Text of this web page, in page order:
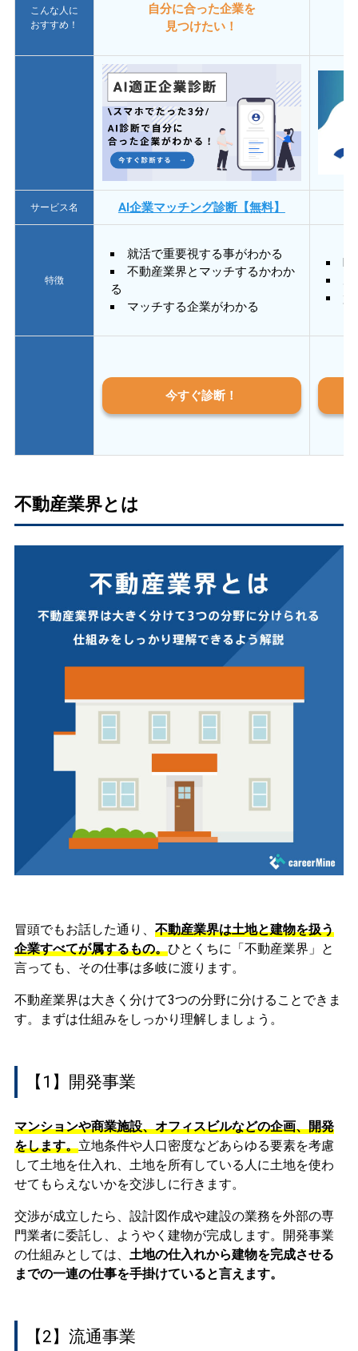
こんな人に
おすすめ！
自分に合った企業を
見つけたい！
サービス名 AI企業マッチング診断【無料】
特徴
就活で重要視する事がわかる
不動産業界とマッチするかわか
る
マッチする企業がわかる
質
今すぐ診断！
不動産業界とは
冒頭でもお話した通り、 不動産業界は土地と建物を扱う
企業すべてが属するもの。ひとくちに「不動産業界」と
言っても、その仕事は多岐に渡ります。
不動産業界は大きく分けて3つの分野に分けることできま
す。まずは仕組みをしっかり理解しましょう。
【1】開発事業
マンションや商業施設、オフィスビルなどの企画、開発
をします。立地条件や人口密度などあらゆる要素を考慮
して土地を仕入れ、土地を所有している人に土地を使わ
せてもらえないかを交渉しに行きます。
交渉が成立したら、設計図作成や建設の業務を外部の専
門業者に委託し、ようやく建物が完成します。開発事業
の仕組みとしては、 土地の仕入れから建物を完成させる
までの一連の仕事を手掛けていると言えます。
【2】流通事業